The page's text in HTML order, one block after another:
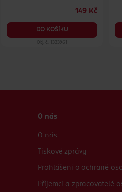
149 Kč
DO KOŠÍKU
Obj. č.: 1333961
O nás
O nás
Tiskové zprávy
Prohlášení o ochraně
Příjemci a zpracovatelé